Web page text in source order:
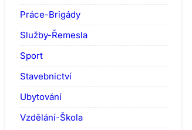
Práce-Brigády
Služby-Řemesla
Sport
Stavebnictví
Ubytování
Vzdělání-Škola